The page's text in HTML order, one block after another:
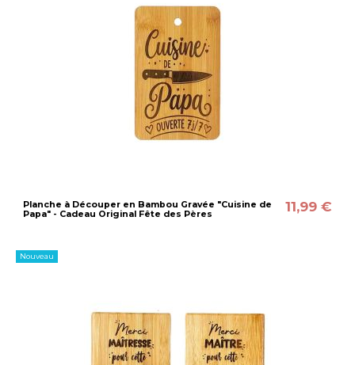
Planche à Découper en Bambou Gravée "Cuisine de
Papa" - Cadeau Original Fête des Pères
11,99 €
Nouveau